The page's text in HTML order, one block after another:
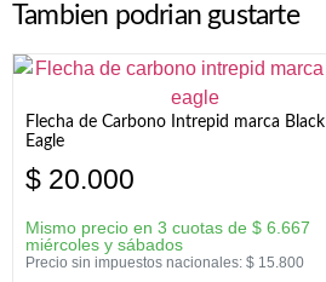
Tambien podrian gustarte
Flecha de Carbono Intrepid marca Black
Eagle
$ 20.000
Mismo precio en 3 cuotas de $ 6.667
miércoles y sábados
Precio sin impuestos nacionales: $ 15.800